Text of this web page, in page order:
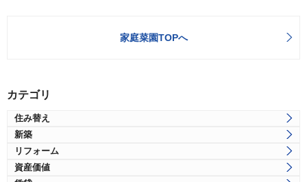
家庭菜園TOPへ
カテゴリ
住み替え
新築
リフォーム
資産価値